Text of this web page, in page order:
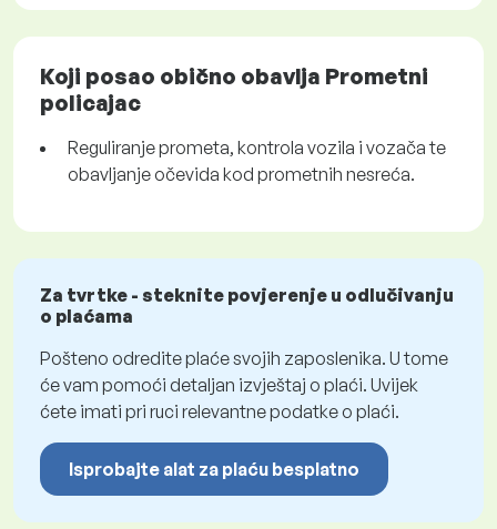
Koji posao obično obavlja Prometni
policajac
Reguliranje prometa, kontrola vozila i vozača te
obavljanje očevida kod prometnih nesreća.
Za tvrtke - steknite povjerenje u odlučivanju
o plaćama
Pošteno odredite plaće svojih zaposlenika. U tome
će vam pomoći detaljan izvještaj o plaći. Uvijek
ćete imati pri ruci relevantne podatke o plaći.
Isprobajte alat za plaću besplatno